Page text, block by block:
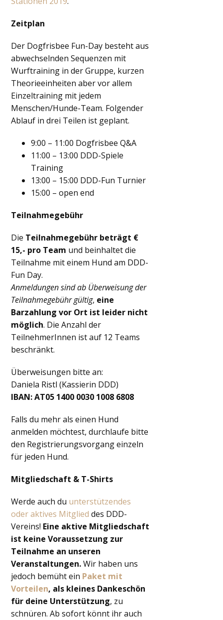
Zeitplan
Der Dogfrisbee Fun-Day besteht aus
abwechselnden Sequenzen mit
Wurftraining in der Gruppe, kurzen
Theorieeinheiten aber vor allem
Einzeltraining mit jedem
Menschen/Hunde-Team. Folgender
Ablauf in drei Teilen ist geplant.
9:00 – 11:00 Dogfrisbee Q&A
11:00 – 13:00 DDD-Spiele
Training
13:00 – 15:00 DDD-Fun Turnier
15:00 – open end
Teilnahmegebühr
Die Teilnahmegebühr beträgt €
15,- pro Team und beinhaltet die
Teilnahme mit einem Hund am DDD-
Fun Day.
Anmeldungen sind ab Überweisung der
Teilnahmegebühr gültig, eine
Barzahlung vor Ort ist leider nicht
möglich. Die Anzahl der
TeilnehmerInnen ist auf 12 Teams
beschränkt.
Überweisungen bitte an:
Daniela Ristl (Kassierin DDD)
IBAN: AT05 1400 0030 1008 6808
Falls du mehr als einen Hund
anmelden möchtest, durchlaufe bitte
den Registrierungsvorgang einzeln
für jeden Hund.
Mitgliedschaft & T-Shirts
Werde auch du unterstützendes
oder aktives Mitglied des DDD-
Vereins! Eine aktive Mitgliedschaft
ist keine Voraussetzung zur
Teilnahme an unseren
Veranstaltungen.Wir haben uns
jedoch bemüht ein Paket mit
Vorteilen, als kleines Dankeschön
für deine Unterstützung, zu
schnüren. Ab sofort könnt ihr auch